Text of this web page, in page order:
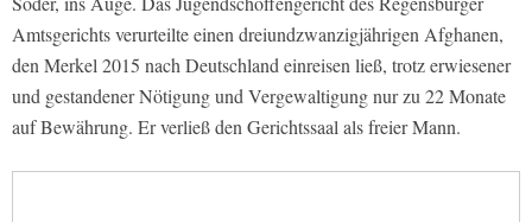
Amtsgerichts verurteilte einen dreiundzwanzigjährigen Afghanen,
den Merkel 2015 nach Deutschland einreisen ließ, trotz erwiesener
und gestandener Nötigung und Vergewaltigung nur zu 22 Monate
auf Bewährung. Er verließ den Gerichtssaal als freier Mann.